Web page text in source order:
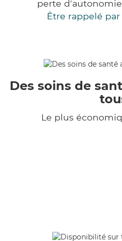
perte
Être rappelé
Des soins de
Le plus